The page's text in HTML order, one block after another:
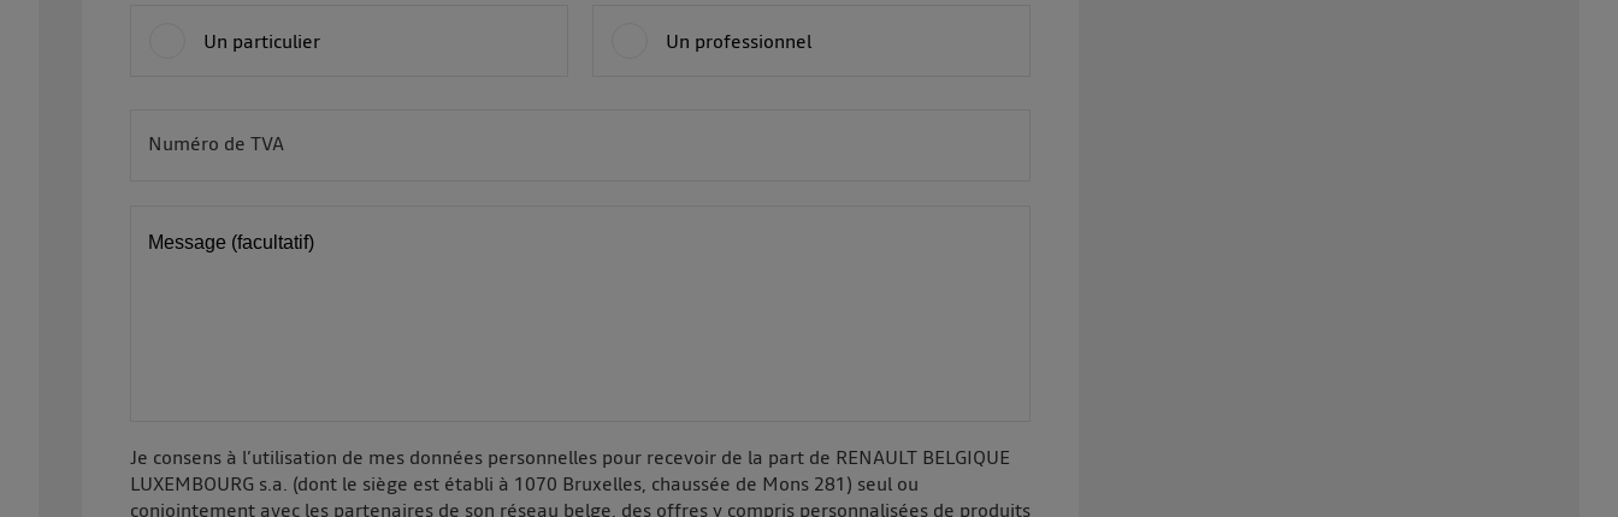
Un particulier Un professionnel
Numéro de TVA
BE
Message (facultatif)
Je consens à l’utilisation de mes données personnelles pour recevoir de la part de RENAULT BELGIQUE
LUXEMBOURG s.a. (dont le siège est établi à 1070 Bruxelles, chaussée de Mons 281) seul ou
conjointement avec les partenaires de son réseau belge, des offres y compris personnalisées de produits